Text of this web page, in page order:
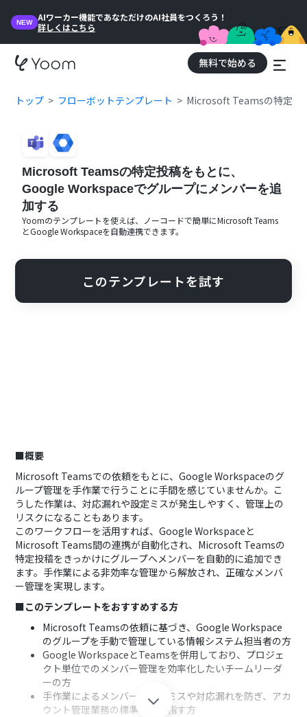
NEW
AIワーカー機能であなただけのAI社員をつくろう！
詳しくはこちら
無料で始める
トップ フローボットテンプレート Microsoft Teamsの特定投
Microsoft Teamsの特定投稿をもとに、
Google Workspaceでグループにメンバーを追
加する
Yoomのテンプレートを使えば、ノーコードで簡単にMicrosoft Teams
とGoogle Workspaceを自動連携できます。
このテンプレートを試す
■概要
Microsoft Teamsでの依頼をもとに、Google Workspaceのグ
ループ管理を手作業で行うことに手間を感じていませんか。こ
うした作業は、対応漏れや設定ミスが発生しやすく、管理上の
リスクになることもあります。
このワークフローを活用すれば、Google Workspaceと
Microsoft Teams間の連携が自動化され、Microsoft Teamsの
特定投稿をきっかけにグループへメンバーを自動的に追加でき
ます。手作業による非効率な管理から解放され、正確なメンバ
ー管理を実現します。
■このテンプレートをおすすめする方
Microsoft Teamsの依頼に基づき、Google Workspace
のグループを手動で管理している情報システム担当者の方
Google WorkspaceとTeamsを併用しており、プロジェ
クト単位でのメンバー管理を効率化したいチームリーダ
ーの方
手作業によるメンバー追加のミスや対応漏れを防ぎ、アカ
ウント管理業務の標準化を目指す方